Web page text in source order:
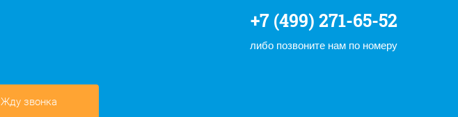
+7 (499) 271-65-52
либо позвоните нам по номеру
Жду звонка